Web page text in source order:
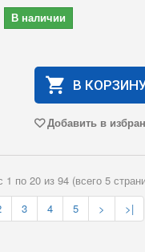
В наличии
В
Добавить в
1 по 20 из 94 (всего 5
3 4 5 > >|